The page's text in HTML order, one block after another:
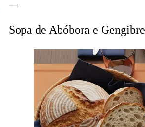
Sopa de Abóbora e Gengibre